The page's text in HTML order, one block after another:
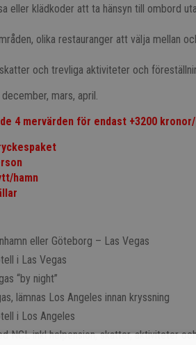
eller klädkoder att ta hänsyn till ombord
olika restauranger att välja mellan
och trevliga aktiviteter och
mars, april.
4 mervärden för endast +3200
hamn
eller Göteborg – Las Vegas
i Las Vegas
“by night”
lämnas Los Angeles innan kryssning
i Los Angeles
NCL inkl helpension, skatter, aktiviteter